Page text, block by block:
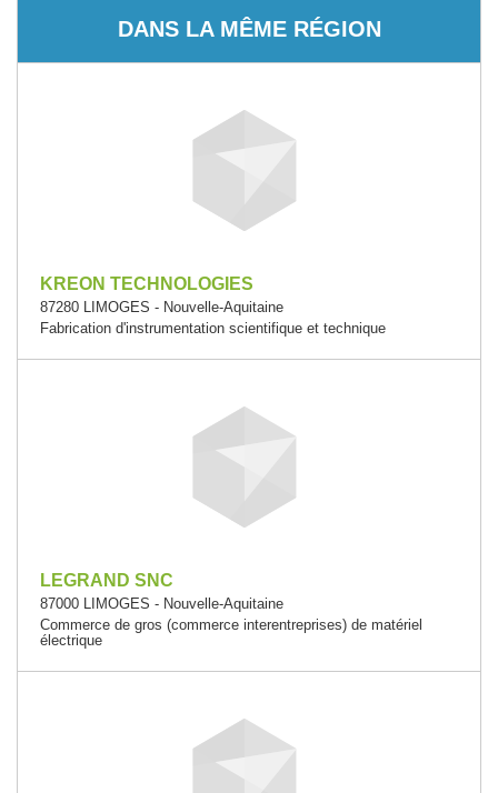
DANS LA MÊME RÉGION
KREON TECHNOLOGIES
87280 LIMOGES - Nouvelle-Aquitaine
Fabrication d'instrumentation scientifique et technique
LEGRAND SNC
87000 LIMOGES - Nouvelle-Aquitaine
Commerce de gros (commerce interentreprises) de matériel
électrique